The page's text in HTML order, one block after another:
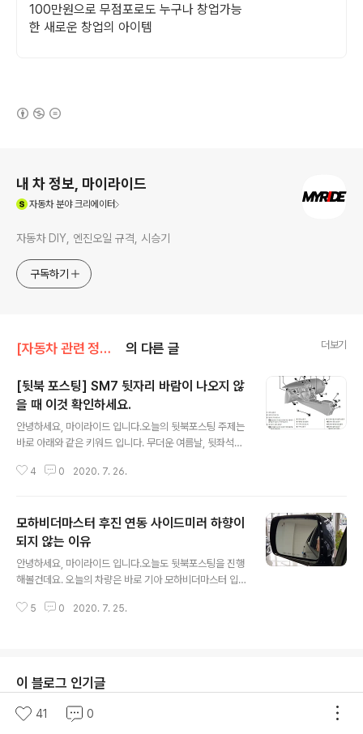
100만원으로 무점포로도 누구나 창업가능
한 새로운 창업의 아이템
내 차 정보, 마이라이드
자동차분야 크리에이터
자동차 DIY, 엔진오일 규격, 시승기
구독하기
[자동차 관련 정보]/뒷북 포스팅 의 다른 글 더보기
[뒷북 포스팅] SM7 뒷자리 바람이 나오지 않
을 때 이것 확인하세요.
안녕하세요, 마이라이드 입니다.오늘의 뒷북포스팅 주제는
바로 아래와 같은 키워드 입니다. 무더운 여름날, 뒷좌석에
지 눈에 훤하군요. 여느 때와 같이 이러한 문제가 발생했을
석 송풍구를 닫아놨을 경우 가장 현실적이지만 발생 가능
성이 높은 원인입니다.SM7는 대형차량 답게 아마 전체 등
급에서 2열 송풍구가 있을 것 입니다. 2열 송풍구 자체에
보면 풍량을 조절하는 레버가 있습니다.이를 위로 올리면
최대 송풍, 아래로 끝까지 내리면 닫힘입니다. 실제 사진을
보면 아래사진에서 화살표로 표시해둔 부분 입니다.이 레
4 0 2020. 7. 26.
모하비더마스터 후진 연동 사이드미러 하향이
되지 않는 이유
안녕하세요, 마이라이드 입니다.오늘도 뒷북포스팅을 진행
해볼건데요. 오늘의 차량은 바로 기아 모하비더마스터 입
은 점이 많지만 너무나 올라버린 가격이 아쉬웠던 기억이
같은 키워드가 유입되는 이유를 몰랐는데고민을 해보니까
그 이유를 미루어 짐작이 가능했습니다. 기아 모하비더마
스터 후진 연동 사이드미러 하향이 안되는 이유 아마 상기
와 같은 키워드로 본 블로그에 오시는 분들은2가지 유형이
5 0 2020. 7. 25.
이 블로그 인기글
41 0